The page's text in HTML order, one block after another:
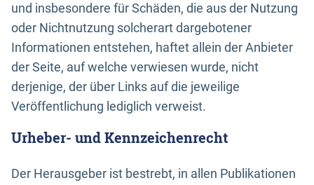
und insbesondere für Schäden, die aus der Nutzung
oder Nichtnutzung solcherart dargebotener
Informationen entstehen, haftet allein der Anbieter
der Seite, auf welche verwiesen wurde, nicht
derjenige, der über Links auf die jeweilige
Veröffentlichung lediglich verweist.
Urheber- und Kennzeichenrecht
Der Herausgeber ist bestrebt, in allen Publikationen